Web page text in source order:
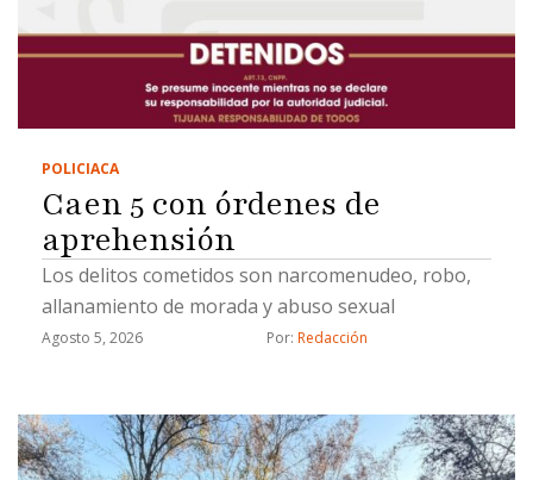
POLICIACA
Caen 5 con órdenes de
aprehensión
Los delitos cometidos son narcomenudeo, robo,
allanamiento de morada y abuso sexual
Agosto 5, 2026 Por: Redacción